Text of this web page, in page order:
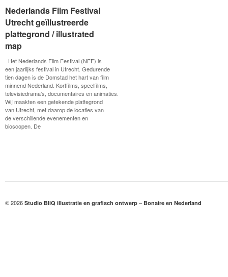
Nederlands Film Festival
Utrecht geïllustreerde
plattegrond / illustrated
map
Het Nederlands Film Festival (NFF) is
een jaarlijks festival in Utrecht. Gedurende
tien dagen is de Domstad het hart van film
minnend Nederland. Kortfilms, speelfilms,
televisiedrama’s, documentaires en animaties.
Wij maakten een getekende plattegrond
van Utrecht, met daarop de locaties van
de verschillende evenementen en
bioscopen. De
Nederlands Film Festival
Utrecht geïllustreerde
plattegrond / illustrated map
© 2026 Studio BliQ illustratie en grafisch ontwerp – Bonaire en Nederland